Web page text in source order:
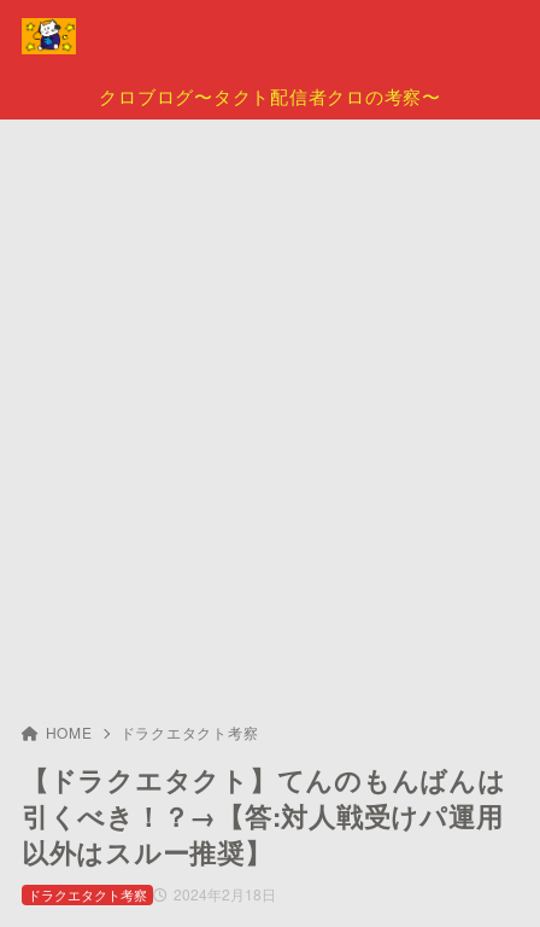
クロブログ〜タクト配信者クロの考察〜
HOME ドラクエタクト考察
【ドラクエタクト】てんのもんばんは
引くべき！？→【答:対人戦受けパ運用
以外はスルー推奨】
2024年2月18日
ドラクエタクト考察